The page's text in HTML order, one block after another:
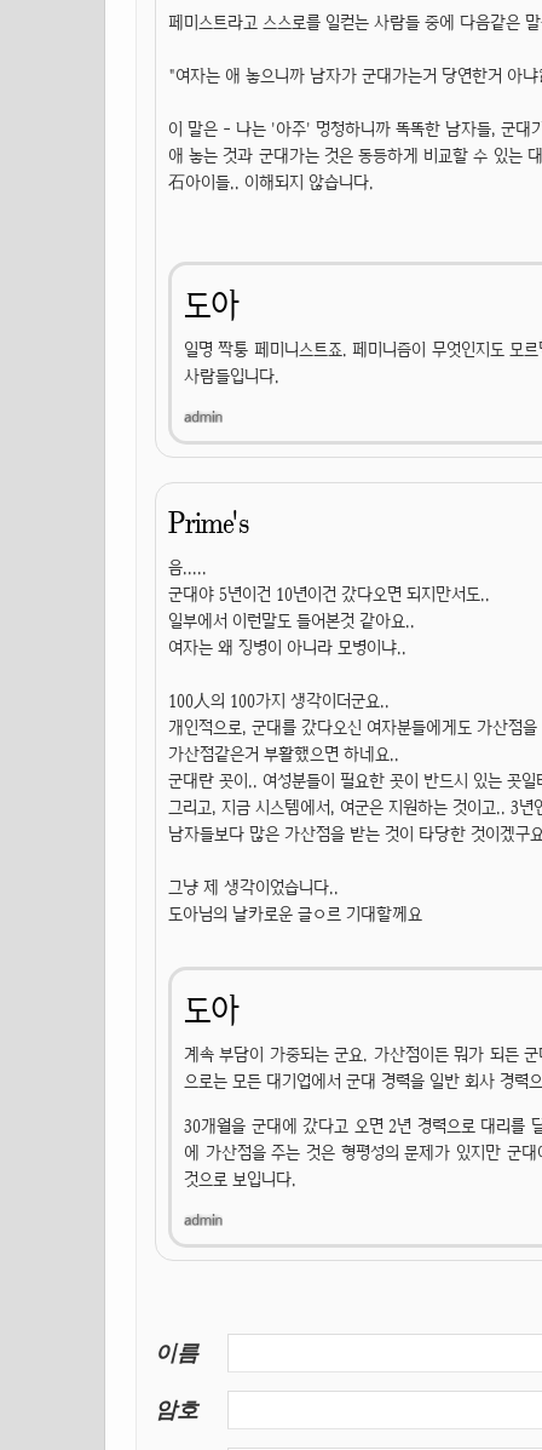
페미스트라고 스스로를 일컫는 사람들 중에 다음같은
"여자는 애 놓으니까 남자가 군대가는거 당연한거 아
이 말은 - 나는 '아주' 멍청하니까 똑똑한 남자들, 군
애 놓는 것과 군대가는 것은 동등하게 비교할 수 있는
石아이들.. 이해되지 않습니다.
도아
일명 짝퉁 페미니스트죠. 페미니즘이 무엇인지도 모
사람들입니다.
Prime's
음.....
군대야 5년이건 10년이건 갔다오면 되지만서도..
일부에서 이런말도 들어본것 같아요..
여자는 왜 징병이 아니라 모병이냐..
100人의 100가지 생각이더군요..
개인적으로, 군대를 갔다오신 여자분들에게도 가산점
가산점같은거 부활했으면 하네요..
군대란 곳이.. 여성분들이 필요한 곳이 반드시 있는 곳
그리고, 지금 시스템에서, 여군은 지원하는 것이고.. 3
남자들보다 많은 가산점을 받는 것이 타당한 것이겠구
그냥 제 생각이었습니다..
도아님의 날카로운 글ㅇ르 기대할께요
도아
계속 부담이 가중되는 군요. 가산점이든 뭐가 되든
으로는 모든 대기업에서 군대 경력을 일반 회사 경력
30개월을 군대에 갔다고 오면 2년 경력으로 대리를
에 가산점을 주는 것은 형평성의 문제가 있지만 군
것으로 보입니다.
이름
암호